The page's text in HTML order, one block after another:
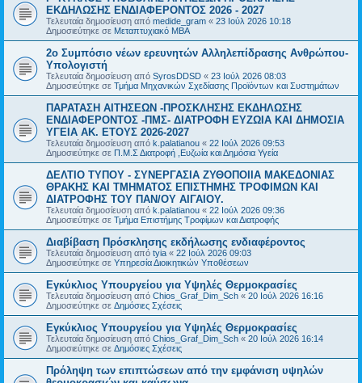
ΕΚΔΗΛΩΣΗΣ ΕΝΔΙΑΦΕΡΟΝΤΟΣ 2026 - 2027
Τελευταία δημοσίευση από medide_gram « 23 Ιούλ 2026 10:18
Δημοσιεύτηκε σε Μεταπτυχιακό MBA
2ο Συμπόσιο νέων ερευνητών Αλληλεπίδρασης Ανθρώπου-
Υπολογιστή
Τελευταία δημοσίευση από SyrosDDSD « 23 Ιούλ 2026 08:03
Δημοσιεύτηκε σε Τμήμα Μηχανικών Σχεδίασης Προϊόντων και Συστημάτων
ΠΑΡΑΤΑΣΗ ΑΙΤΗΣΕΩΝ -ΠΡΟΣΚΛΗΣΗΣ ΕΚΔΗΛΩΣΗΣ
ΕΝΔΙΑΦΕΡΟΝΤΟΣ -ΠΜΣ- ΔΙΑΤΡΟΦΗ ΕΥΖΩΙΑ ΚΑΙ ΔΗΜΟΣΙΑ
ΥΓΕΙΑ AK. ETOYΣ 2026-2027
Τελευταία δημοσίευση από k.palatianou « 22 Ιούλ 2026 09:53
Δημοσιεύτηκε σε Π.Μ.Σ Διατροφή ,Ευζωία και Δημόσια Υγεία
ΔΕΛΤΙΟ ΤΥΠΟΥ - ΣΥΝΕΡΓΑΣΙΑ ΖΥΘΟΠΟΙΙΑ ΜΑΚΕΔΟΝΙΑΣ
ΘΡΑΚΗΣ ΚΑΙ ΤΜΗΜΑΤΟΣ ΕΠΙΣΤΗΜΗΣ ΤΡΟΦΙΜΩΝ ΚΑΙ
ΔΙΑΤΡΟΦΗΣ ΤΟΥ ΠΑΝ/ΟΥ ΑΙΓΑΙΟΥ.
Τελευταία δημοσίευση από k.palatianou « 22 Ιούλ 2026 09:36
Δημοσιεύτηκε σε Τμήμα Επιστήμης Τροφίμων και Διατροφής
Διαβίβαση Πρόσκλησης εκδήλωσης ενδιαφέροντος
Τελευταία δημοσίευση από tyia « 22 Ιούλ 2026 09:03
Δημοσιεύτηκε σε Υπηρεσία Διοικητικών Υποθέσεων
Εγκύκλιος Υπουργείου για Υψηλές Θερμοκρασίες
Τελευταία δημοσίευση από Chios_Graf_Dim_Sch « 20 Ιούλ 2026 16:16
Δημοσιεύτηκε σε Δημόσιες Σχέσεις
Εγκύκλιος Υπουργείου για Υψηλές Θερμοκρασίες
Τελευταία δημοσίευση από Chios_Graf_Dim_Sch « 20 Ιούλ 2026 16:14
Δημοσιεύτηκε σε Δημόσιες Σχέσεις
Πρόληψη των επιπτώσεων από την εμφάνιση υψηλών